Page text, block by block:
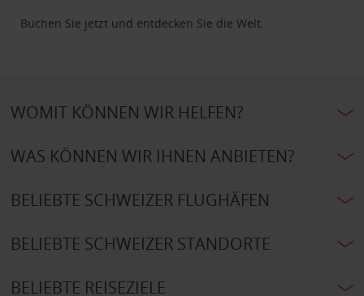
Buchen Sie jetzt und entdecken Sie die Welt.
WOMIT KÖNNEN WIR HELFEN?
WAS KÖNNEN WIR IHNEN ANBIETEN?
BELIEBTE SCHWEIZER FLUGHÄFEN
BELIEBTE SCHWEIZER STANDORTE
BELIEBTE REISEZIELE